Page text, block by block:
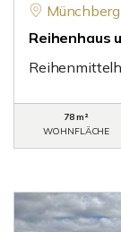
Münchberg
Reihenhaus
78 m²
WOHNFLÄCHE